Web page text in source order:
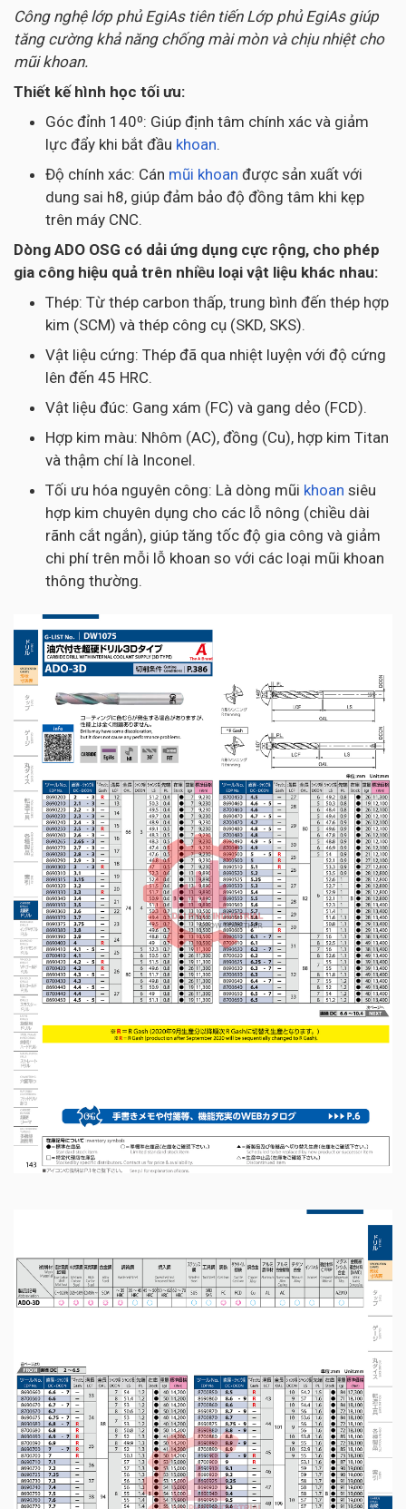
Công nghệ lớp phủ EgiAs tiên tiến Lớp phủ EgiAs giúp
tăng cường khả năng chống mài mòn và chịu nhiệt cho
mũi khoan.
Thiết kế hình học tối ưu:
Góc đỉnh 140⁰: Giúp định tâm chính xác và giảm
lực đẩy khi bắt đầu khoan.
Độ chính xác: Cán mũi khoan được sản xuất với
dung sai h8, giúp đảm bảo độ đồng tâm khi kẹp
trên máy CNC.
Dòng ADO OSG có dải ứng dụng cực rộng, cho phép
gia công hiệu quả trên nhiều loại vật liệu khác nhau:
Thép: Từ thép carbon thấp, trung bình đến thép hợp
kim (SCM) và thép công cụ (SKD, SKS).
Vật liệu cứng: Thép đã qua nhiệt luyện với độ cứng
lên đến 45 HRC.
Vật liệu đúc: Gang xám (FC) và gang dẻo (FCD).
Hợp kim màu: Nhôm (AC), đồng (Cu), hợp kim Titan
và thậm chí là Inconel.
Tối ưu hóa nguyên công: Là dòng mũi khoan siêu
hợp kim chuyên dụng cho các lỗ nông (chiều dài
rãnh cắt ngắn), giúp tăng tốc độ gia công và giảm
chi phí trên mỗi lỗ khoan so với các loại mũi khoan
thông thường.